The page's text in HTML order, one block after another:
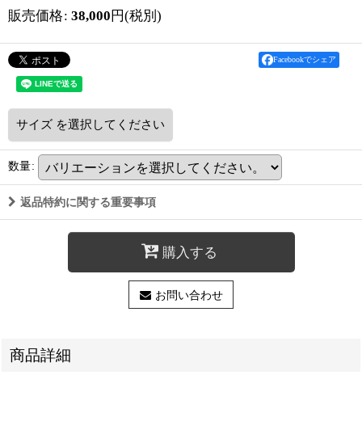
販売価格: 38,000 円(税別)
Facebookでシェア
サイズ を選択してください
数量:
返品特約に関する重要事項
購入する
お問い合わせ
商品詳細